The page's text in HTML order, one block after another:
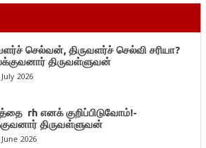
செல்வன், திருவளர்ச் செல்வி சரியா?
திருவள்ளுவன்
July 2026
rh எனக் குறிப்பிடுவோம்!-
திருவள்ளுவன்
June 2026